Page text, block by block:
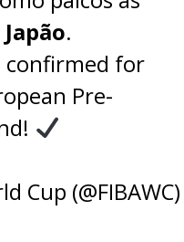
Japão.
confirmed for
Pre-
Cup (@FIBAWC)